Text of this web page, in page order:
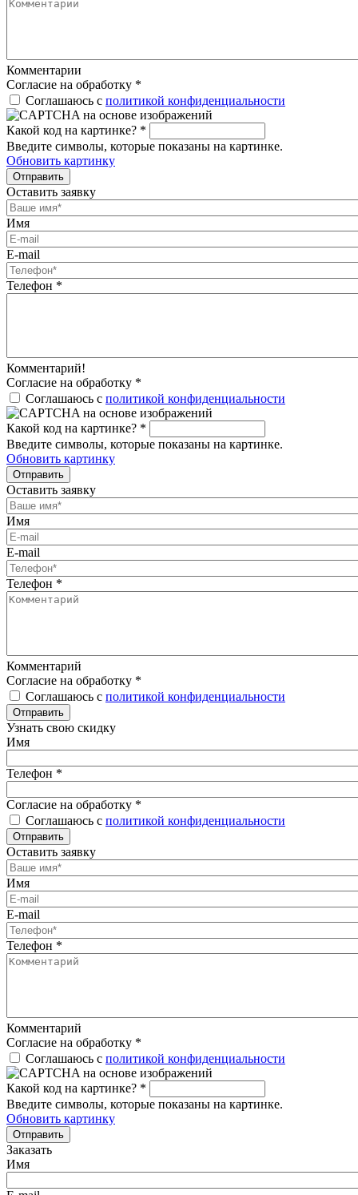
Комментарии
Согласие на обработку *
Соглашаюсь с политикой конфиденциальности
Какой код на картинке? *
Введите символы, которые показаны на картинке.
Обновить картинку
Отправить
Оставить заявку
Имя
E-mail
Телефон *
Комментарий!
Согласие на обработку *
Соглашаюсь с политикой конфиденциальности
Какой код на картинке? *
Введите символы, которые показаны на картинке.
Обновить картинку
Отправить
Оставить заявку
Имя
E-mail
Телефон *
Комментарий
Согласие на обработку *
Соглашаюсь с политикой конфиденциальности
Отправить
Узнать свою скидку
Имя
Телефон *
Согласие на обработку *
Соглашаюсь с политикой конфиденциальности
Отправить
Оставить заявку
Имя
E-mail
Телефон *
Комментарий
Согласие на обработку *
Соглашаюсь с политикой конфиденциальности
Какой код на картинке? *
Введите символы, которые показаны на картинке.
Обновить картинку
Отправить
Заказать
Имя